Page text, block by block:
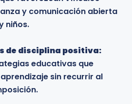
y comunicación abierta
niños.
de disciplina positiva:
educativas que
sin recurrir al
sociales,
y especialistas que trabajan
regulación emocional y
del desarrollo familiar y